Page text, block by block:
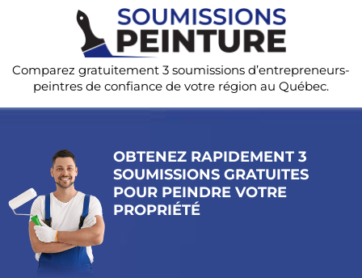
Comparez gratuitement 3 soumissions d’entrepreneurs-
peintres de confiance de votre région au Québec.
OBTENEZ RAPIDEMENT 3
SOUMISSIONS GRATUITES
POUR PEINDRE VOTRE
PROPRIÉTÉ